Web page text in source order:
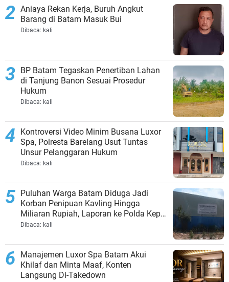
Aniaya Rekan Kerja, Buruh Angkut
Barang di Batam Masuk Bui
Dibaca: kali
BP Batam Tegaskan Penertiban Lahan
di Tanjung Banon Sesuai Prosedur
Hukum
Dibaca: kali
Kontroversi Video Minim Busana Luxor
Spa, Polresta Barelang Usut Tuntas
Unsur Pelanggaran Hukum
Dibaca: kali
Puluhan Warga Batam Diduga Jadi
Korban Penipuan Kavling Hingga
Miliaran Rupiah, Laporan ke Polda Kepri
Jalan di Tempat?
Dibaca: kali
Manajemen Luxor Spa Batam Akui
Khilaf dan Minta Maaf, Konten
Langsung Di-Takedown